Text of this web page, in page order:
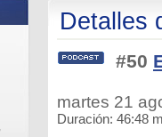
Detalles
#50
martes 21
Duración: 46:48